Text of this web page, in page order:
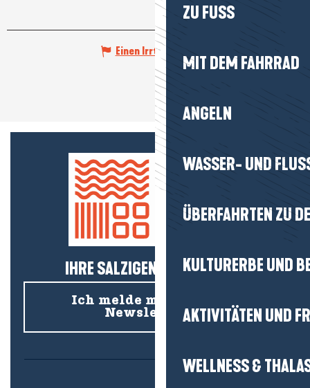
ZU FUSS
MIT DEM FAHRRAD
ANGELN
WASSER- UND
ÜBERFAHRTEN ZU
KULTURERBE UND
AKTIVITÄTEN UND
WELLNESS &
Einen Irrtum angeben
IHRE SALZIGEN NEUIGKEITEN!
Ich melde mich für den
Newsletter an